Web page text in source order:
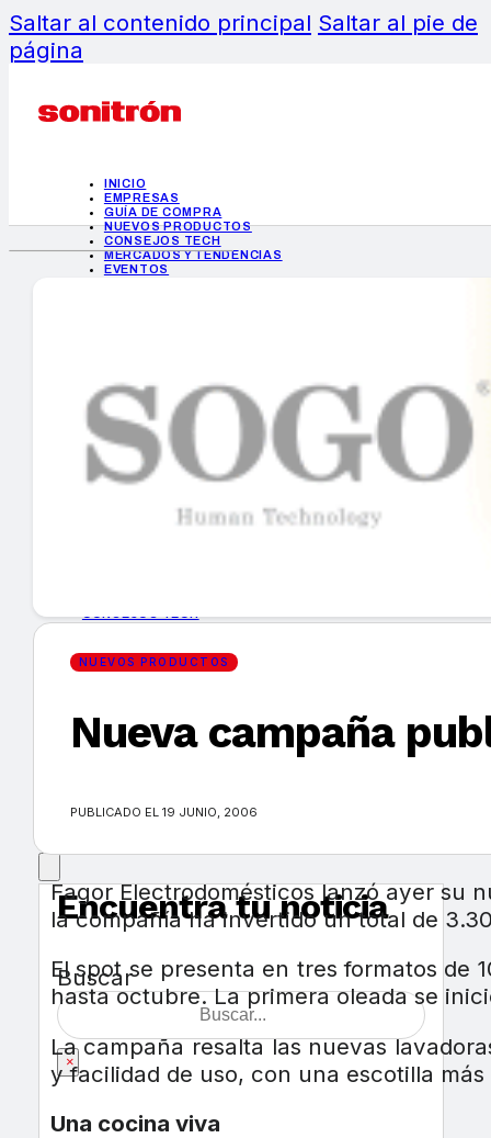
Saltar al contenido principal Saltar al pie de
página
INICIO
EMPRESAS
GUÍA DE COMPRA
NUEVOS PRODUCTOS
CONSEJOS TECH
MERCADOS Y TENDENCIAS
EVENTOS
INICIO
EMPRESAS
GUÍA DE COMPRA
MERCADOS Y TENDENCIAS
Encuentra tu noticia
Buscar
×
NUEVOS PRODUCTOS
Nueva campaña
PUBLICADO EL 19 JUNIO, 2006
Fagor Electrodomésticos lanzó ayer su
la compañía ha invertido un total de
El spot se presenta en tres formatos de
hasta octubre. La primera oleada se
La campaña resalta las nuevas
y facilidad de uso, con una escotilla
Una cocina viva